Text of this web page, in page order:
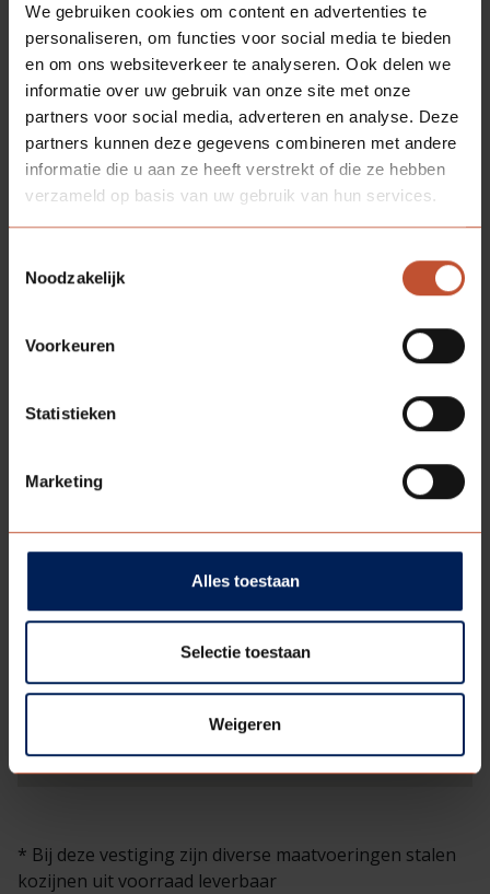
We gebruiken cookies om content en advertenties te
personaliseren, om functies voor social media te bieden
en om ons websiteverkeer te analyseren. Ook delen we
informatie over uw gebruik van onze site met onze
partners voor social media, adverteren en analyse. Deze
partners kunnen deze gegevens combineren met andere
informatie die u aan ze heeft verstrekt of die ze hebben
verzameld op basis van uw gebruik van hun services.
Noodzakelijk
Voorkeuren
Statistieken
Marketing
Alles toestaan
Selectie toestaan
Weigeren
* Bij deze vestiging zijn diverse maatvoeringen stalen
kozijnen uit voorraad leverbaar